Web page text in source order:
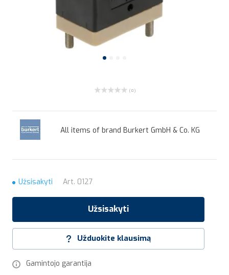
( 0 )
All items of brand Burkert GmbH & Co. KG
Užsisakyti Art. 0127
Užsisakyti
Užduokite klausimą
Gamintojo garantija